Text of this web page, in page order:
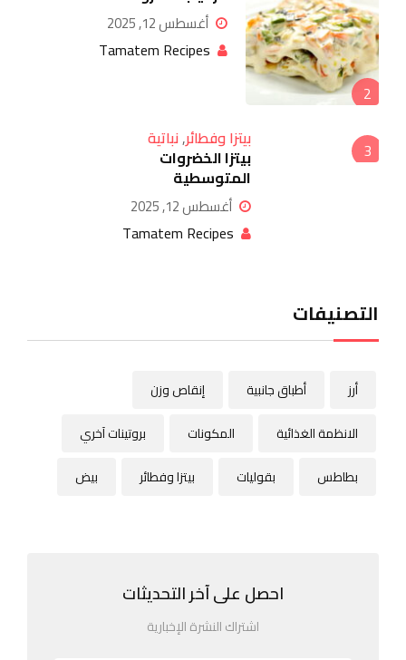
أغسطس 12, 2025
Tamatem Recipes
بيتزا وفطائر,نباتية
بيتزا الخضروات
المتوسطية
أغسطس 12, 2025
Tamatem Recipes
التصنيفات
أطباق جانبية
إنقاص وزن
الانظمة الغذائية
المكونات
بروتينات آخري
بطاطس
بقوليات بيتزا وفطائر بيض
احصل على آخر التحديثات
اشتراك النشرة الإخبارية